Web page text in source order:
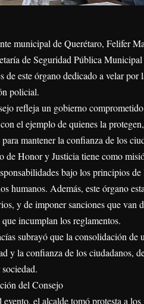
municipal de Querétaro, Felifer
de Seguridad Pública
de este órgano dedicado a velar
policial.
refleja un gobierno
el ejemplo de quienes la
para mantener la confianza de los
de Honor y Justicia tiene como
bajo los principios
humanos. Además, este órgano
y de imponer sanciones que van
que incumplan los reglamentos.
subrayó que la consolidación de
y la confianza de los ciudadanos,
del Consejo
evento, el alcalde tomó protesta a